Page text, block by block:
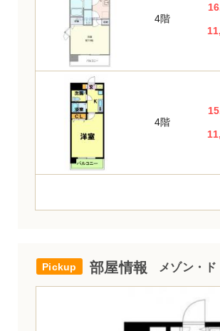
4階
4階
部屋情報 メゾン・